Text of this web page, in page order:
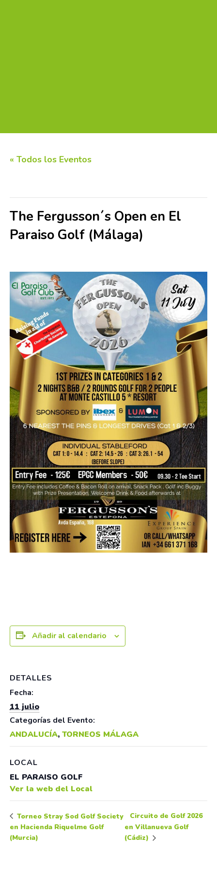
« Todos los Eventos
The Fergusson´s Open en El
Paraiso Golf (Málaga)
Añadir al calendario
DETALLES
Fecha:
11 julio
Categorías del Evento:
ANDALUCÍA, TORNEOS MÁLAGA
LOCAL
EL PARAISO GOLF
Ver la web del Local
Torneo Stray Sod Golf Society
en Hacienda Riquelme Golf
(Murcia)
Circuito de Golf 2026
en Villanueva Golf
(Cádiz)